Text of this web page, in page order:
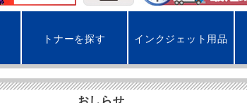
トナーを探す インクジェット用品
おしらせ